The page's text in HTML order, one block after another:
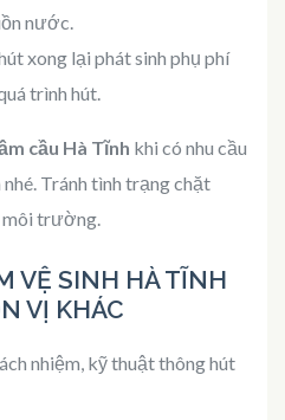
nước.
xong lại phát sinh phụ phí
trình hút.
cầu Hà Tĩnh khi có nhu cầu
Tránh tình trạng chặt
môi trường.
VỆ SINH HÀ TĨNH
VỊ KHÁC
nhiệm, kỹ thuật thông hút